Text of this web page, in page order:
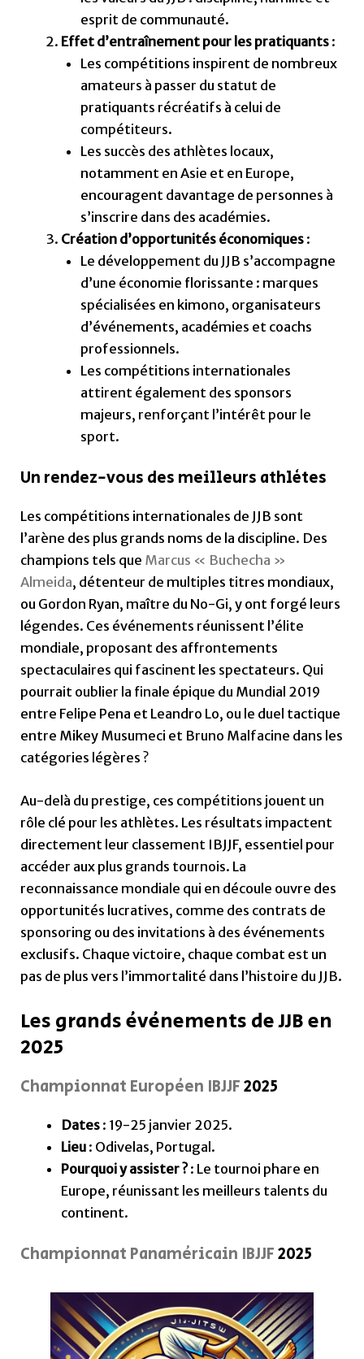
esprit de communauté.
Effet d’entraînement pour les pratiquants:
Les compétitions inspirent de nombreux
amateurs à passer du statut de
pratiquants récréatifs à celui de
compétiteurs.
Les succès des athlètes locaux,
notamment en Asie et en Europe,
encouragent davantage de personnes à
s’inscrire dans des académies.
Création d’opportunités économiques:
Le développement du JJB s’accompagne
d’une économie florissante : marques
spécialisées en kimono, organisateurs
d’événements, académies et coachs
professionnels.
Les compétitions internationales
attirent également des sponsors
majeurs, renforçant l’intérêt pour le
sport.
Un rendez-vous des meilleurs athlètes
Les compétitions internationales de JJB sont
l’arène des plus grands noms de la discipline. Des
champions tels que Marcus « Buchecha »
Almeida, détenteur de multiples titres mondiaux,
ou Gordon Ryan, maître du No-Gi, y ont forgé leurs
légendes. Ces événements réunissent l’élite
mondiale, proposant des affrontements
spectaculaires qui fascinent les spectateurs. Qui
pourrait oublier la finale épique du Mundial 2019
entre Felipe Pena et Leandro Lo, ou le duel tactique
entre Mikey Musumeci et Bruno Malfacine dans les
catégories légères ?
Au-delà du prestige, ces compétitions jouent un
rôle clé pour les athlètes. Les résultats impactent
directement leur classement IBJJF, essentiel pour
accéder aux plus grands tournois. La
reconnaissance mondiale qui en découle ouvre des
opportunités lucratives, comme des contrats de
sponsoring ou des invitations à des événements
exclusifs. Chaque victoire, chaque combat est un
pas de plus vers l’immortalité dans l’histoire du JJB.
Les grands événements de JJB en
2025
Championnat Européen IBJJF2025
Dates: 19-25 janvier 2025.
Lieu: Odivelas, Portugal.
Pourquoi y assister ?: Le tournoi phare en
Europe, réunissant les meilleurs talents du
continent.
Championnat Panaméricain IBJJF2025